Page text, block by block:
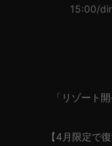
15:00/
「リゾート
【4月限定で